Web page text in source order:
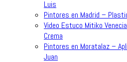
Luis
Pintores en Madrid –
Video Estuco Mitiko
Crema
Pintores en Moratalaz –
Juan